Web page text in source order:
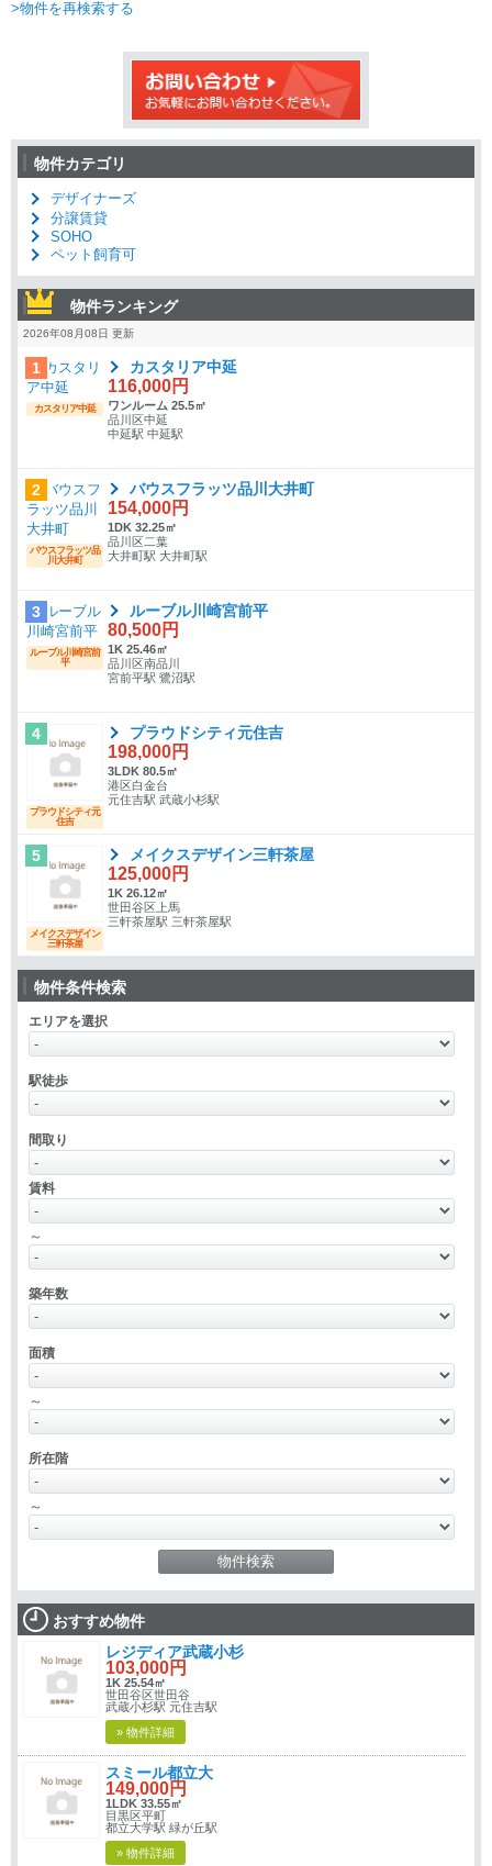
>物件を再検索する
物件カテゴリ
デザイナーズ
分譲賃貸
SOHO
ペット飼育可
物件ランキング
2026年08月08日 更新
1
カスタリア中延
カスタリア中延
116,000円
ワンルーム 25.5㎡
品川区中延
中延駅 中延駅
2
バウスフラッツ品
川大井町
バウスフラッツ品川大井町
154,000円
1DK 32.25㎡
品川区二葉
大井町駅 大井町駅
3
ルーブル川崎宮前
平
ルーブル川崎宮前平
80,500円
1K 25.46㎡
品川区南品川
宮前平駅 鷺沼駅
4
プラウドシティ元
住吉
プラウドシティ元住吉
198,000円
3LDK 80.5㎡
港区白金台
元住吉駅 武蔵小杉駅
5
メイクスデザイン
三軒茶屋
メイクスデザイン三軒茶屋
125,000円
1K 26.12㎡
世田谷区上馬
三軒茶屋駅 三軒茶屋駅
物件条件検索
エリアを選択
駅徒歩
間取り
賃料
～
築年数
面積
～
所在階
～
おすすめ物件
レジディア武蔵小杉
103,000円
1K 25.54㎡
世田谷区世田谷
武蔵小杉駅 元住吉駅
» 物件詳細
スミール都立大
149,000円
1LDK 33.55㎡
目黒区平町
都立大学駅 緑が丘駅
» 物件詳細